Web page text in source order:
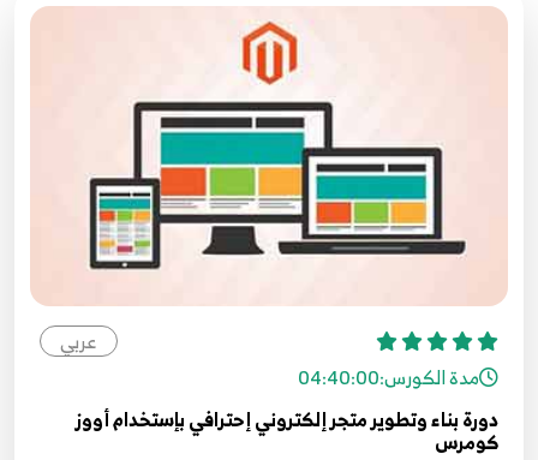
عربي
مدة الكورس:04:40:00
دورة بناء وتطوير متجر إلكتروني إحترافي بإستخدام أووز
كومرس
1. إدارة العملات
5:12